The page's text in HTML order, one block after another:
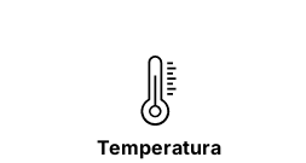
Temperatura